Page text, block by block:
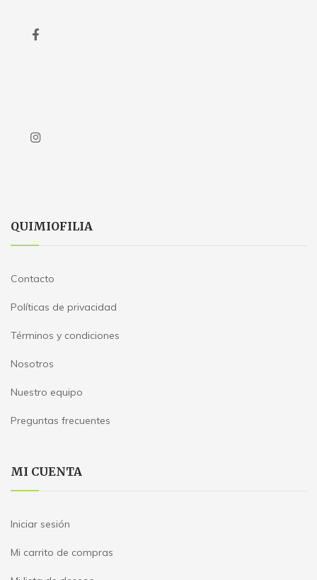
QUIMIOFILIA
Contacto
Políticas de privacidad
Términos y condiciones
Nosotros
Nuestro equipo
Preguntas frecuentes
MI CUENTA
Iniciar sesión
Mi carrito de compras